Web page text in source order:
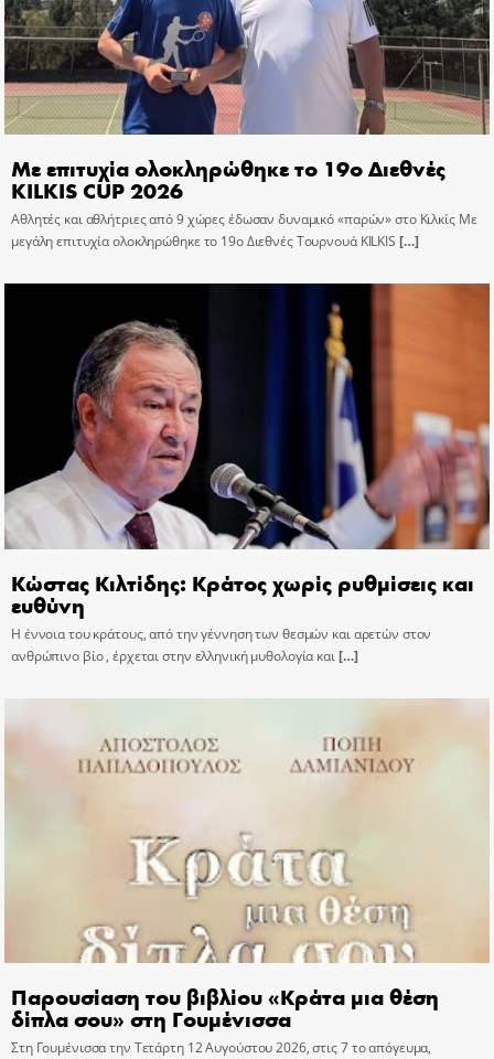
Με επιτυχία ολοκληρώθηκε το 19ο Διεθνές
KILKIS CUP 2026
Αθλητές και αθλήτριες από 9 χώρες έδωσαν δυναμικό «παρών» στο Κιλκίς Με
μεγάλη επιτυχία ολοκληρώθηκε το 19ο Διεθνές Τουρνουά KILKIS […]
Κώστας Κιλτίδης: Κράτος χωρίς ρυθμίσεις και
ευθύνη
Η έννοια του κράτους, από την γέννηση των θεσμών και αρετών στον
ανθρώπινο βίο , έρχεται στην ελληνική μυθολογία και[…]
Παρουσίαση του βιβλίου «Κράτα μια θέση
δίπλα σου» στη Γουμένισσα
Στη Γουμένισσα την Τετάρτη 12 Αυγούστου 2026, στις 7 το απόγευμα,